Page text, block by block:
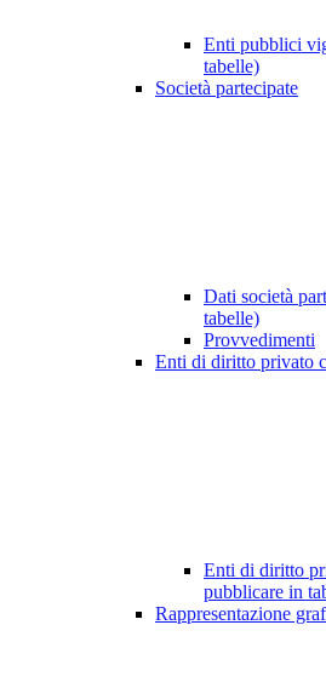
Enti pubblici
tabelle)
Società partecipate
Dati società
tabelle)
Provvedimenti
Enti di diritto privato
Enti di diritto
pubblicare in
Rappresentazione